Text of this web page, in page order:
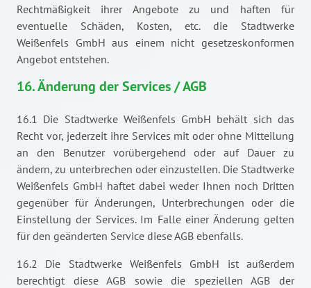
Rechtmäßigkeit ihrer Angebote zu und haften für
eventuelle Schäden, Kosten, etc. die Stadtwerke
Weißenfels GmbH aus einem nicht gesetzeskonformen
Angebot entstehen.
16. Änderung der Services / AGB
16.1 Die Stadtwerke Weißenfels GmbH behält sich das
Recht vor, jederzeit ihre Services mit oder ohne Mitteilung
an den Benutzer vorübergehend oder auf Dauer zu
ändern, zu unterbrechen oder einzustellen. Die Stadtwerke
Weißenfels GmbH haftet dabei weder Ihnen noch Dritten
gegenüber für Änderungen, Unterbrechungen oder die
Einstellung der Services. Im Falle einer Änderung gelten
für den geänderten Service diese AGB ebenfalls.
16.2 Die Stadtwerke Weißenfels GmbH ist außerdem
berechtigt diese AGB sowie die speziellen AGB der